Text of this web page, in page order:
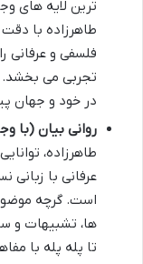
ترین لایه های
طاهرزاده با
فلسفی و عرفانی
تجربی می بخشد.
در خود و جهان
روانی بیان (با
طاهرزاده،
عرفانی با زبانی
است. گرچه
ها، تشبیهات و
تا پله پله با